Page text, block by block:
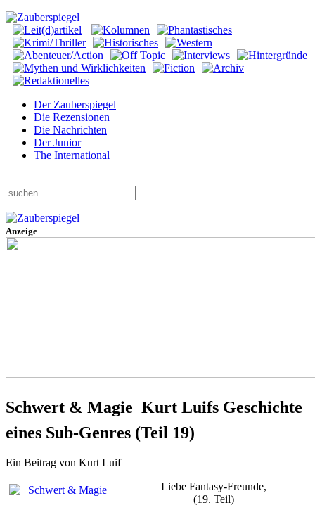
Der Zauberspiegel
Die Rezensionen
Die Nachrichten
Der Junior
The International
Anzeige
Schwert & Magie  Kurt Luifs Geschichte
eines Sub-Genres (Teil 19)
Ein Beitrag von Kurt Luif
Liebe Fantasy-Freunde,
(19. Teil)